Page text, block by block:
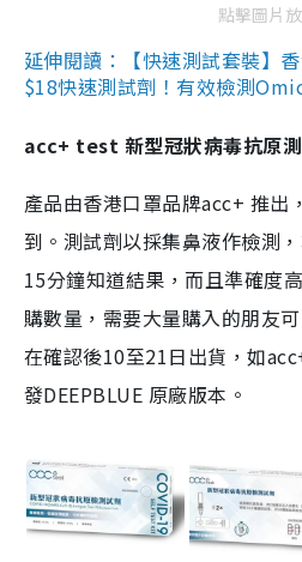
點擊圖片
延伸閱讀：【快速測試套裝】
$18快速測試劑！有效檢測
acc+ test 新型冠狀病毒抗原
產品由香港口罩品牌acc+ 推出
到。測試劑以採集鼻液作檢測
15分鐘知道結果，而且準確度
購數量，需要大量購入的朋友
在確認後10至21日出貨，如
發DEEPBLUE 原廠版本。